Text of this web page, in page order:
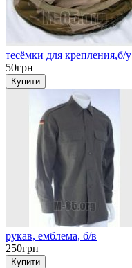
тесёмки для крепления,б/у
50грн
рукав, емблема, б/в
250грн